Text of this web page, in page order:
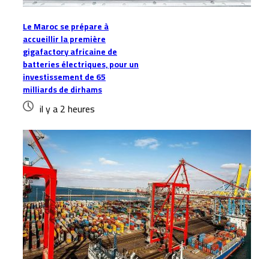
Le Maroc se prépare à
accueillir la première
gigafactory africaine de
batteries électriques, pour un
investissement de 65
milliards de dirhams
il y a 2 heures